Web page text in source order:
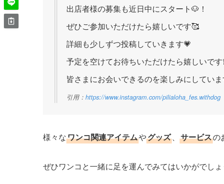
出店者様の募集も近日中にスタート🐶！
ぜひご参加いただけたら嬉しいです🥰
詳細も少しずつ投稿していきます💗
予定を空けてお待ちいただけたら嬉しいです
皆さまにお会いできるのを楽しみにしてい
引用： https://www.instagram.com/pilialoha_fes.withdog
様々なワンコ関連アイテムやグッズ、 サービスの
ぜひワンコと一緒に足を運んでみてはいかがでしょ